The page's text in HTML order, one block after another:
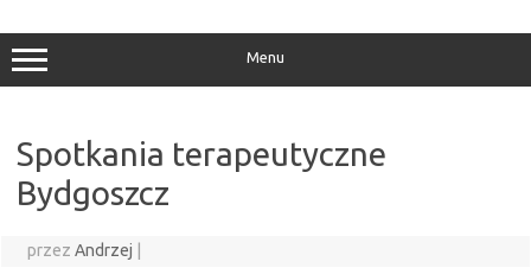
Menu
Spotkania terapeutyczne
Bydgoszcz
przez Andrzej